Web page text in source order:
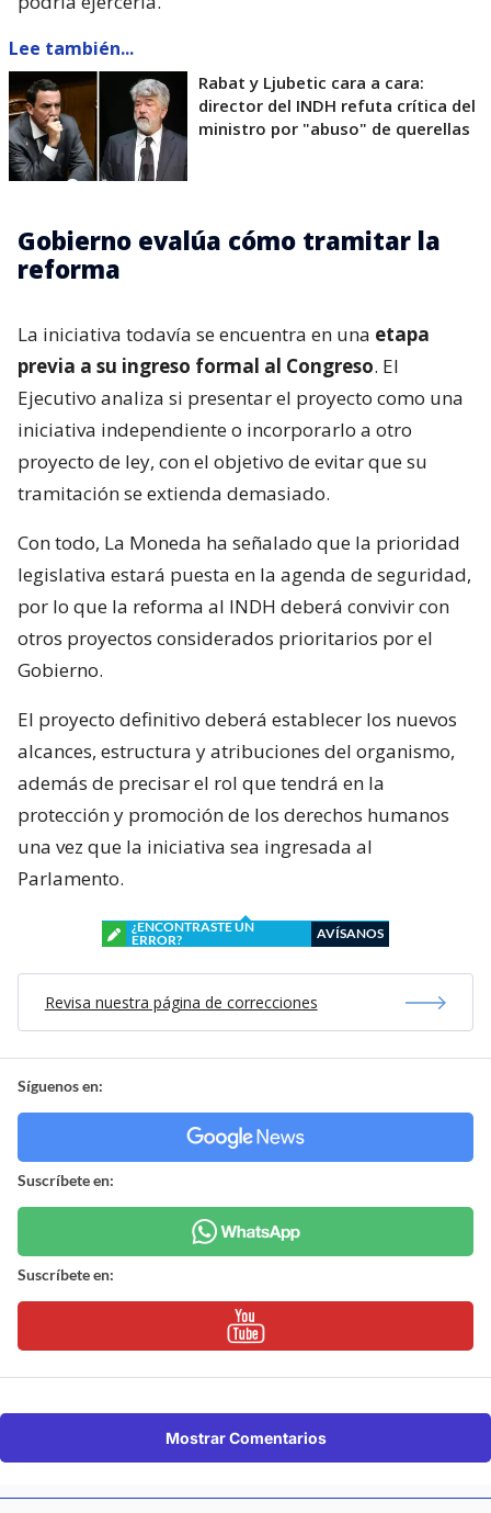
Lee también...
Rabat y Ljubetic cara a cara:
director del INDH refuta crítica del
ministro por "abuso" de querellas
Gobierno evalúa cómo tramitar la
reforma
La iniciativa todavía se encuentra en una etapa
previa a su ingreso formal al Congreso. El
Ejecutivo analiza si presentar el proyecto como una
iniciativa independiente o incorporarlo a otro
proyecto de ley, con el objetivo de evitar que su
tramitación se extienda demasiado.
Con todo, La Moneda ha señalado que la prioridad
legislativa estará puesta en la agenda de seguridad,
por lo que la reforma al INDH deberá convivir con
otros proyectos considerados prioritarios por el
Gobierno.
El proyecto definitivo deberá establecer los nuevos
alcances, estructura y atribuciones del organismo,
además de precisar el rol que tendrá en la
protección y promoción de los derechos humanos
una vez que la iniciativa sea ingresada al
Parlamento.
¿ENCONTRASTE UN
ERROR?
AVÍSANOS
Revisa nuestra página de correcciones
Síguenos en:
Suscríbete en:
Suscríbete en:
Mostrar Comentarios